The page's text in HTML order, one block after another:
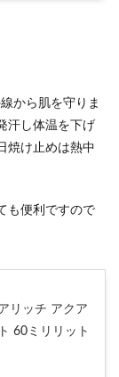
から肌を守りま
汗し体温を下げ
焼け止めは熱中
も便利ですので
リッチ アクア
60ミリリット